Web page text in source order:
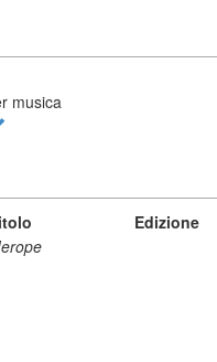
musica
Edizione